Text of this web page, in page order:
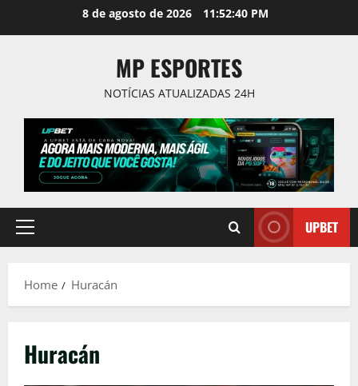
8 de agosto de 2026 11:52:41 PM
MP ESPORTES
NOTÍCIAS ATUALIZADAS 24H
Primary
UPBET
Home Huracán
Huracán